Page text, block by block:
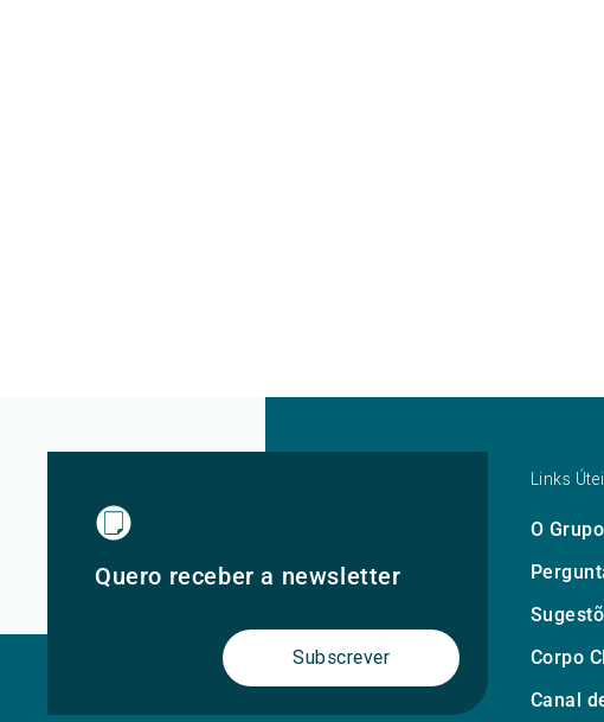
Quero receber a newsletter
Subscrever
Links
O Grupo
Corpo
Canal